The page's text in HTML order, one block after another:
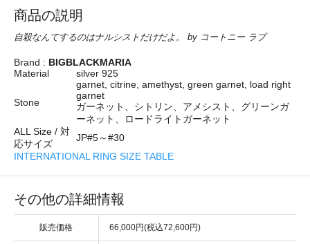
商品の説明
自殺なんてするのはナルシストだけだよ。 by コートニー ラブ
Brand : BIGBLACKMARIA
Material
silver 925
Stone
garnet, citrine, amethyst, green garnet, load right
garnet
ガーネット、シトリン、アメシスト、グリーンガ
ーネット、ロードライトガーネット
ALL Size / 対
応サイズ
JP#5～#30
INTERNATIONAL RING SIZE TABLE
その他の詳細情報
販売価格 66,000円(税込72,600円)